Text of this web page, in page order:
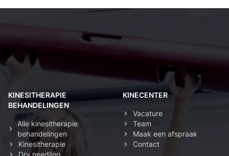
KINESITHERAPIE
BEHANDELINGEN
Alle kinesitherapie
behandelingen
Kinesitherapie
Dry needling
KINECENTER
Vacature
Team
Maak een afspraak
Contact